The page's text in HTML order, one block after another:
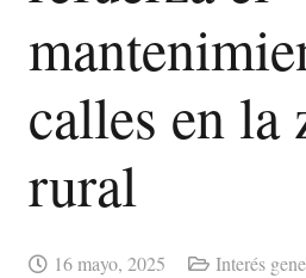
calles en la
rural
16 mayo, 2025 Interés